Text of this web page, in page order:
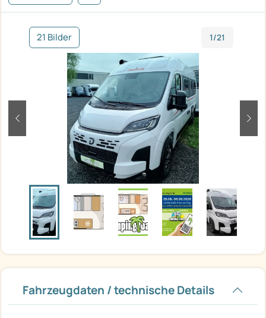
21 Bilder 1/21
zurück
Fahrzeugdaten / technische Details